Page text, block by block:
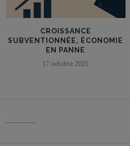
CROISSANCE
SUBVENTIONNÉE, ÉCONOMIE
EN PANNE
17 octobre 2025